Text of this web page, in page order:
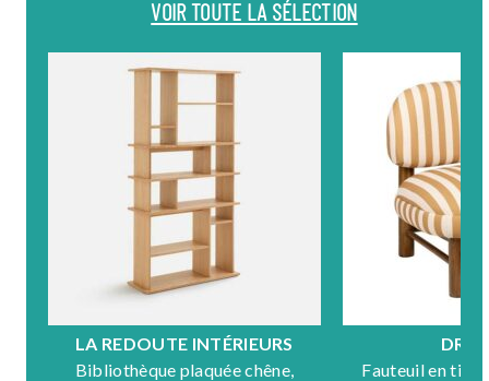
VOIR TOUTE LA SÉLECTION
LA REDOUTE INTÉRIEURS
Bibliothèque plaquée chêne,
Fauteuil en